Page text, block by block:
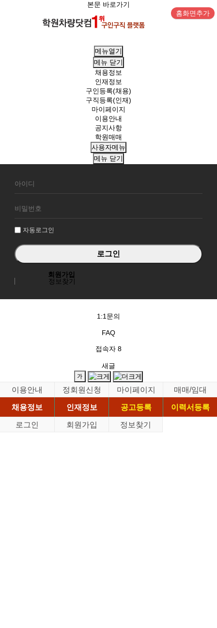
본문 바로가기
홈화면추가
메뉴열기
메뉴 닫기
채용정보
인재정보
구인등록(채용)
구직등록(인재)
마이페이지
이용안내
공지사항
학원매매
사용자메뉴
메뉴 닫기
원
그
자동로그인
회원가입
정보찾기
1:1문의
FAQ
접속자 8
새글
이용안내 정회원신청 마이페이지
매매/임대
채용정보
인재정보 공고등록
이력서등록
로그인
회원가입 정보찾기